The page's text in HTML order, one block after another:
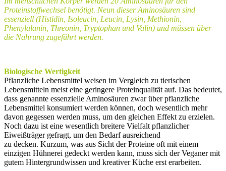
Proteinstoffwechsel benötigt. Neun dieser Aminosäuren sind
essenziell (Histidin, Isoleucin, Leucin, Lysin, Methionin,
Phenylalanin, Threonin, Tryptophan und Valin) und müssen über
die Nahrung zugeführt werden.
Biologische Wertigkeit
Pflanzliche Lebensmittel weisen im Vergleich zu tierischen
Lebensmitteln meist eine geringere Proteinqualität auf. Das bedeutet,
dass genannte essenzielle Aminosäuren zwar über pflanzliche
Lebensmittel konsumiert werden können, doch wesentlich mehr
davon gegessen werden muss, um den gleichen Effekt zu erzielen.
Noch dazu ist eine wesentlich breitere Vielfalt pflanzlicher
Eiweißträger gefragt, um den Bedarf ausreichend
zu decken. Kurzum, was aus Sicht der Proteine oft mit einem
einzigen Hühnerei gedeckt werden kann, muss sich der Veganer mit
gutem Hintergrundwissen und kreativer Küche erst erarbeiten.